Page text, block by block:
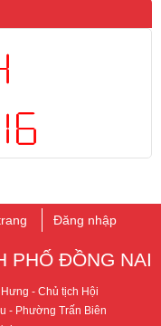
Đăng nhập
PHỐ ​ĐỒNG NAI
- ​Chủ tịch Hội
- Phường Trấn Biên